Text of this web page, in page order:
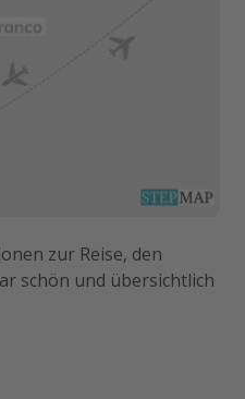
zur Reise, den
schön und übersichtlich